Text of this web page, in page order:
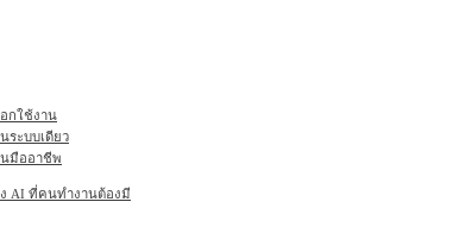
อกใช้งาน
ระบบเดียว
นมืออาชีพ
ง AI ที่คนทำงานต้องมี